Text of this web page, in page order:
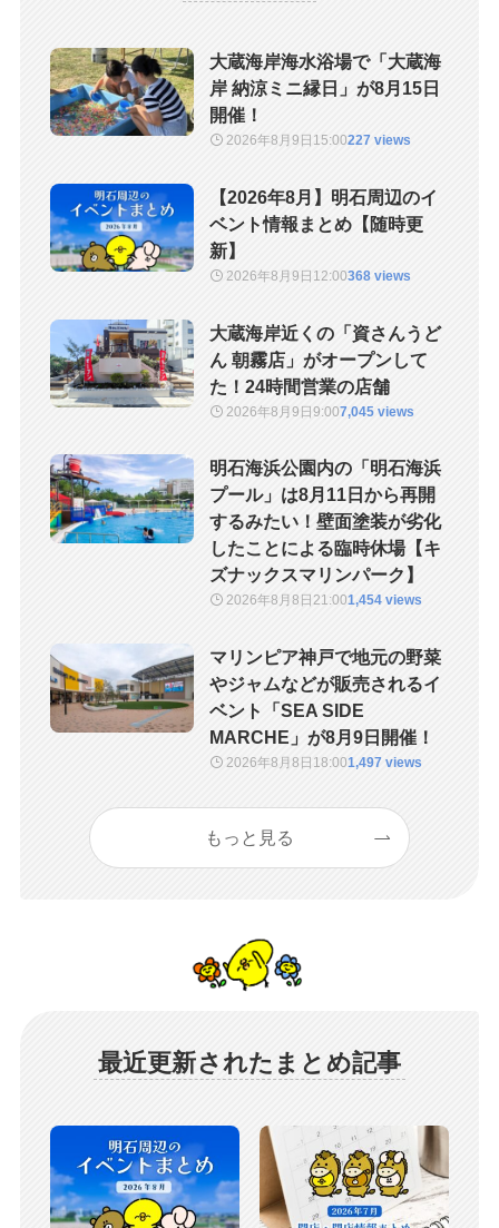
大蔵海岸海水浴場で「大蔵海
岸 納涼ミニ縁日」が8月15日
開催！
2026年8月9日 15:00227 views
【2026年8月】明石周辺のイ
ベント情報まとめ【随時更
新】
2026年8月9日 12:00368 views
大蔵海岸近くの「資さんうど
ん 朝霧店」がオープンして
た！24時間営業の店舗
2026年8月9日9:007,045 views
明石海浜公園内の「明石海浜
プール」は8月11日から再開
するみたい！壁面塗装が劣化
したことによる臨時休場【キ
ズナックスマリンパーク】
2026年8月8日21:001,454 views
マリンピア神戸で地元の野菜
やジャムなどが販売されるイ
ベント「SEA SIDE
MARCHE」が8月9日開催！
2026年8月8日 18:001,497 views
もっと見る
最近更新されたまとめ記事